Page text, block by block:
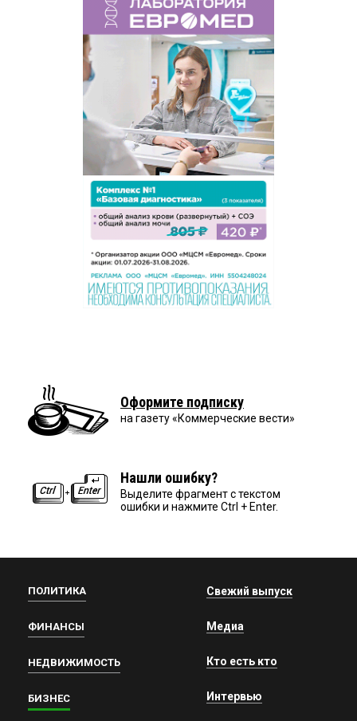
Оформите подписку
на газету «Коммерческие вести»
Нашли ошибку?
Выделите фрагмент с текстом
ошибки и нажмите Ctrl + Enter.
ПОЛИТИКА
ФИНАНСЫ
НЕДВИЖИМОСТЬ
БИЗНЕС
Свежий выпуск
Медиа
Кто есть кто
Интервью